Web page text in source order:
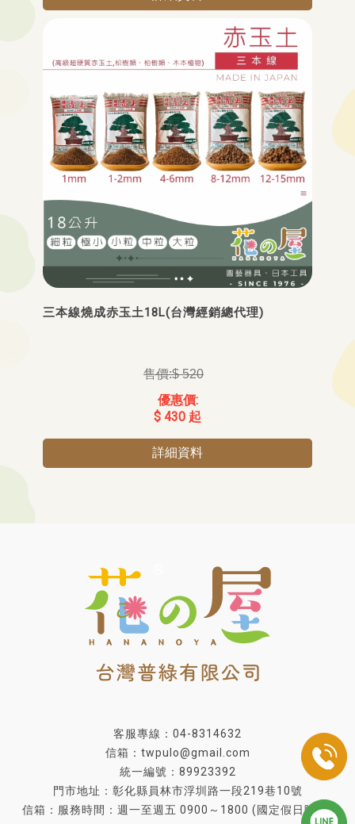
三本線燒成赤玉土18L(台灣經銷總代理)
$ 520
$ 430 起
詳細資料
客服專線：04-8314632
信箱：twpulo@gmail.com
統一編號：89923392
門市地址：彰化縣員林市浮圳路一段219巷10號
信箱：服務時間：週一至週五 0900～1800 (國定假日除外)